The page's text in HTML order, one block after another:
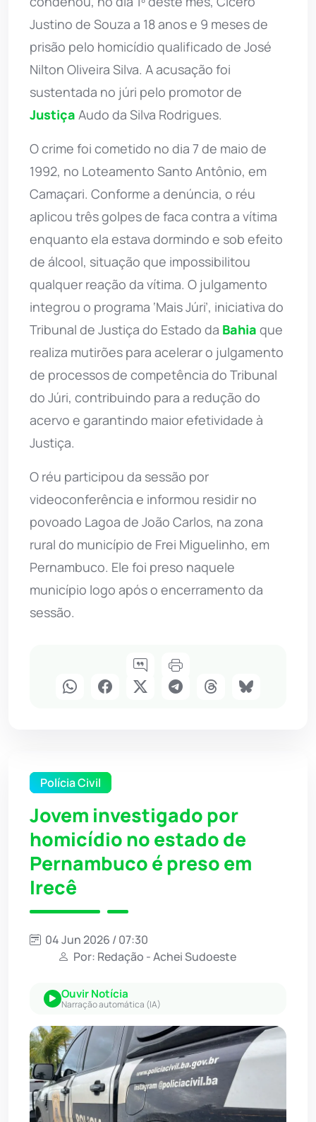
Justino de Souza a 18 anos e 9 meses de
prisão pelo homicídio qualificado de José
Nilton Oliveira Silva. A acusação foi
sustentada no júri pelo promotor de
Justiça Audo da Silva Rodrigues.
O crime foi cometido no dia 7 de maio de
1992, no Loteamento Santo Antônio, em
Camaçari. Conforme a denúncia, o réu
aplicou três golpes de faca contra a vítima
enquanto ela estava dormindo e sob efeito
de álcool, situação que impossibilitou
qualquer reação da vítima. O julgamento
integrou o programa ‘Mais Júri’, iniciativa do
Tribunal de Justiça do Estado da Bahia que
realiza mutirões para acelerar o julgamento
de processos de competência do Tribunal
do Júri, contribuindo para a redução do
acervo e garantindo maior efetividade à
Justiça.
O réu participou da sessão por
videoconferência e informou residir no
povoado Lagoa de João Carlos, na zona
rural do município de Frei Miguelinho, em
Pernambuco. Ele foi preso naquele
município logo após o encerramento da
sessão.
Polícia Civil
Jovem investigado por
homicídio no estado de
Pernambuco é preso em
Irecê
04 Jun 2026 / 07:30
Por: Redação - Achei Sudoeste
Ouvir Notícia
Narração automática (IA)